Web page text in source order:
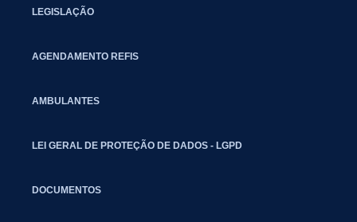
LEGISLAÇÃO
AGENDAMENTO REFIS
AMBULANTES
LEI GERAL DE PROTEÇÃO DE DADOS - LGPD
DOCUMENTOS